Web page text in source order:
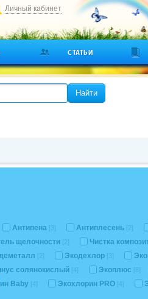
Личный кабинет
СТАТЬИ
Найти
Антипена [3] Антиплесень [2]
щелочности [2] Чистка
[2] Экодехлор [3]
солянокислый Экоплюс [8]
Baby Экохлорин PRO